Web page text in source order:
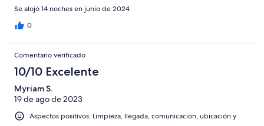
Se alojó 14 noches en junio de 2024
0
Comentario verificado
10/10 Excelente
Myriam S.
19 de ago de 2023
Aspectos positivos: Limpieza, llegada, comunicación, ubicación y